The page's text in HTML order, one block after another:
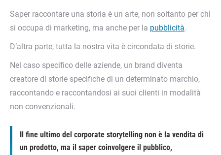
Saper raccontare una storia è un arte, non soltanto per chi
si occupa di marketing, ma anche per la pubblicità.
D’altra parte, tutta la nostra vita è circondata di storie.
Nel caso specifico delle aziende, un brand diventa
creatore di storie specifiche di un determinato marchio,
raccontando e raccontandosi ai suoi clienti in modalità
non convenzionali.
Il fine ultimo del corporate storytelling non è la vendita di
un prodotto, ma il saper coinvolgere il pubblico,